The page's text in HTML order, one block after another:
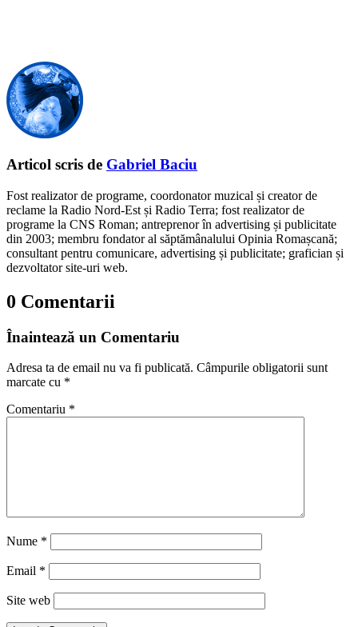
Articol scris de Gabriel Baciu
Fost realizator de programe, coordonator muzical și creator de
reclame la Radio Nord-Est și Radio Terra; fost realizator de
programe la CNS Roman; antreprenor în advertising și publicitate
din 2003; membru fondator al săptămânalului Opinia Romașcană;
consultant pentru comunicare, advertising și publicitate; grafician și
dezvoltator site-uri web.
0 Comentarii
Înaintează un Comentariu
Adresa ta de email nu va fi publicată. Câmpurile obligatorii sunt
marcate cu *
Comentariu *
Nume *
Email *
Site web